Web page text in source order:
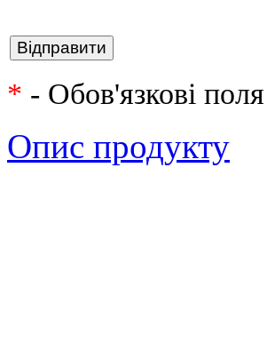
* - Обов'язкові поля
Опис продукту